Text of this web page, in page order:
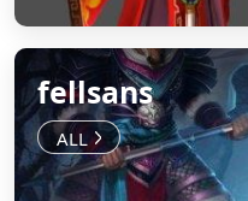
fellsans